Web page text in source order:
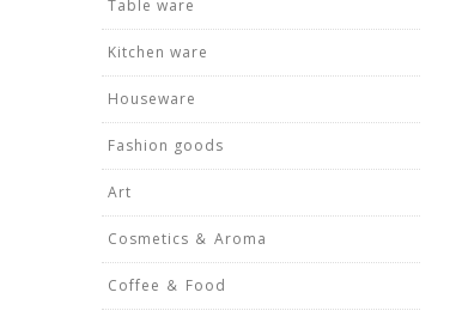
Table ware
Kitchen ware
Houseware
Fashion goods
Art
Cosmetics ＆ Aroma
Coffee ＆ Food